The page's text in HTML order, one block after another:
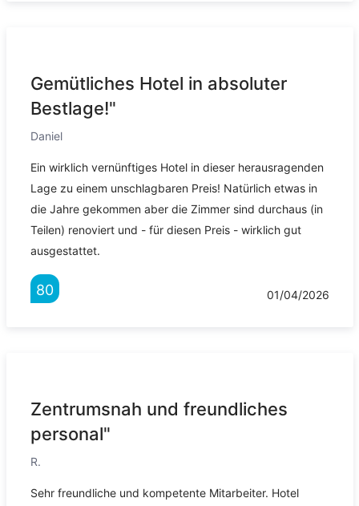
Gemütliches Hotel in absoluter
Bestlage!"
Daniel
Ein wirklich vernünftiges Hotel in dieser herausragenden
Lage zu einem unschlagbaren Preis! Natürlich etwas in
die Jahre gekommen aber die Zimmer sind durchaus (in
Teilen) renoviert und - für diesen Preis - wirklich gut
ausgestattet.
80 01/04/2026
Zentrumsnah und freundliches
personal"
R.
Sehr freundliche und kompetente Mitarbeiter. Hotel